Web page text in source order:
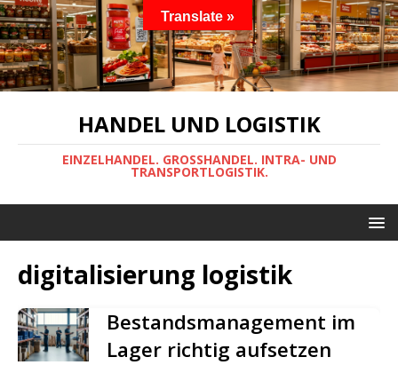
HANDEL UND LOGISTIK
EINZELHANDEL. GROSSHANDEL. INTRA- UND
TRANSPORTLOGISTIK.
digitalisierung logistik
Bestandsmanagement im
Lager richtig aufsetzen
Translate »